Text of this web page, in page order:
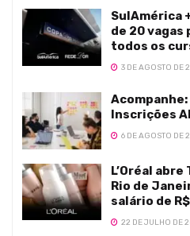
SulAmérica
de 20
todos os
3 DE AGOSTO DE
Acompanhe:
Inscrições
6 DE AGOSTO DE
L’Oréal
Rio de
salário de
22 DE JULHO DE